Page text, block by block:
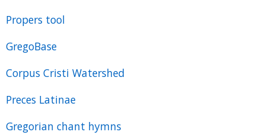
Propers tool
GregoBase
Corpus Cristi Watershed
Preces Latinae
Gregorian chant hymns